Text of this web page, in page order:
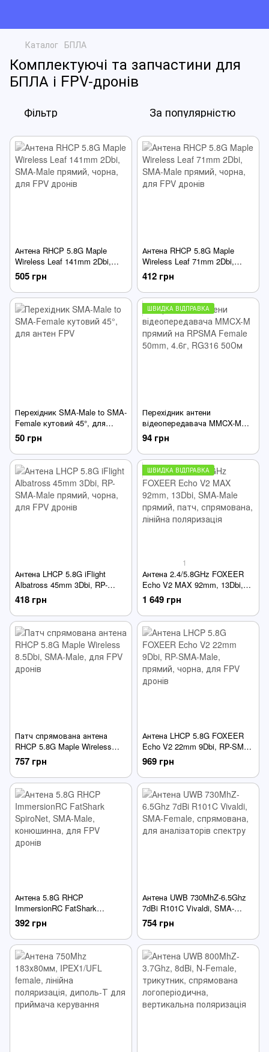
Каталог БПЛА
Комплектуючі та запчастини для
БПЛА і FPV-дронів
Фільтр За популярністю
Антена RHCP 5.8G Maple
Wireless Leaf 141mm 2Dbi,
SMA-Male прямий, чорна, для
FPV дронів
505 грн
Антена RHCP 5.8G Maple
Wireless Leaf 71mm 2Dbi,
SMA-Male прямий, чорна, для
FPV дронів
412 грн
Перехідник SMA-Male to SMA-
Female кутовий 45°, для
антен FPV
50 грн
ШВИДКА ВІДПРАВКА
Перехідник антени
відеопередавача MMCX-M
прямий на RPSMA Female
50mm, 4.6г, RG316 50Ом
94 грн
Антена LHCP 5.8G iFlight
Albatross 45mm 3Dbi, RP-
SMA-Male прямий, чорна, для
FPV дронів
418 грн
ШВИДКА ВІДПРАВКА
1
Антена 2.4/5.8GHz FOXEER
Echo V2 MAX 92mm, 13Dbi,
SMA-Male прямий, патч,
спрямована, лінійна
поляризація
1 649 грн
Патч спрямована антена
RHCP 5.8G Maple Wireless
8.5Dbi, SMA-Male, для FPV
дронів
757 грн
Антена LHCP 5.8G FOXEER
Echo V2 22mm 9Dbi, RP-SMA-
Male, прямий, чорна, для
FPV дронів
969 грн
Антена 5.8G RHCP
ImmersionRC FatShark
SpiroNet, SMA-Male,
конюшинна, для FPV дронів
392 грн
Антена UWB 730MhZ-6.5Ghz
7dBi R101C Vivaldi, SMA-
Female, спрямована, для
аналізаторів спектру
754 грн